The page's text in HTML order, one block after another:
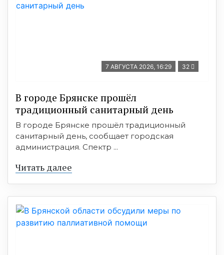
7 АВГУСТА 2026, 16:29 32
В городе Брянске прошёл
традиционный санитарный день
В городе Брянске прошёл традиционный
санитарный день, сообщает городская
администрация. Спектр ...
Читать далее